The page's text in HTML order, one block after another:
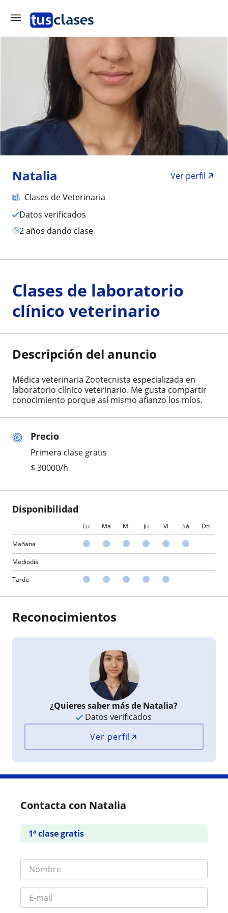
Natalia
Ver perfil
Clases de Veterinaria
Datos verificados
2 años dando clase
Precio
Primera clase gratis
$ 30000/h
Disponibilidad
Lu Ma Mi Ju Vi Sá Do
Mañana
Mediodía
Tarde
Clases de laboratorio
clínico veterinario
Descripción del anuncio
Médica veterinaria Zootecnista especializada en
laboratorio clínico veterinario. Me gusta compartir
conocimiento porque así mismo afianzo los míos.
Reconocimientos
¿Quieres saber más de Natalia?
Datos verificados
Ver perfil
Contacta con Natalia
1ª clase gratis